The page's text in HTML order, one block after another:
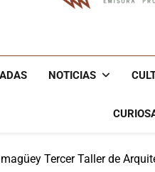
NOTICIAS
Tercer Taller de